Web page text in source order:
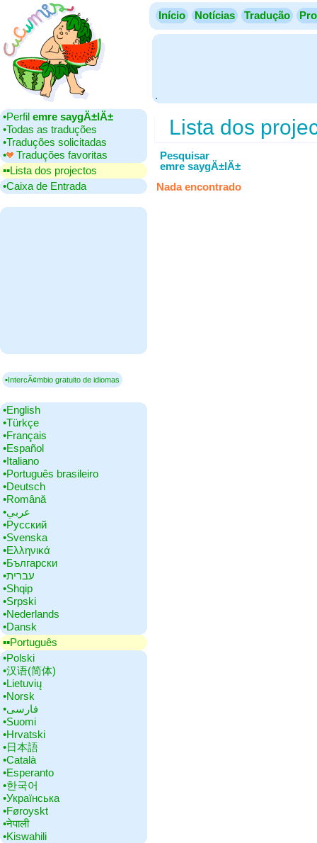
Início Notícias Tradução
.
•‎Perfil emre saygÄ±lÄ±
•‎Todas as traduções
•‎Traduções solicitadas
•‎
Traduções favoritas
▪▪‎Lista dos projectos
•‎Caixa de Entrada
▪IntercÃ¢mbio gratuito de idiomas
•‎English
•‎Türkçe
•‎Français
•‎Español
•‎Italiano
•‎Português brasileiro
•‎Deutsch
•‎Română
•‎عربي
•‎Русский
•‎Svenska
•‎Ελληνικά
•‎Български
•‎עברית
•‎Shqip
•‎Srpski
•‎Nederlands
•‎Dansk
▪▪‎Português
•‎Polski
•‎汉语(简体)
•‎Lietuvių
•‎Norsk
•‎فارسی
•‎Suomi
•‎Hrvatski
•‎日本語
•‎Català
•‎Esperanto
•‎한국어
•‎Українська
•‎Føroyskt
•‎नेपाली
•‎Kiswahili
Lista dos
Pesquisar
emre saygÄ±lÄ±
Nada encontrado